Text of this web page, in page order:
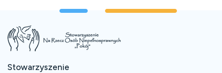
Stowarzyszenie